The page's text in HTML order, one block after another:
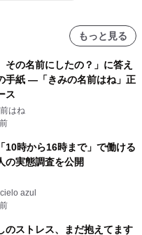
もっと見る
その名前にしたの？」に答え
手紙 ―「きみの名前はね」正
ス
はね
10時から16時まで」で働ける
の実態調査を公開
azul
のストレス、まだ抱えてます